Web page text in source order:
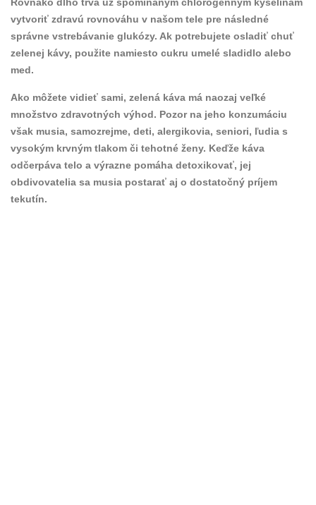
vytvoriť zdravú rovnováhu v našom tele pre následné
správne vstrebávanie glukózy. Ak potrebujete osladiť chuť
zelenej kávy, použite namiesto cukru umelé sladidlo alebo
med.
Ako môžete vidieť sami, zelená káva má naozaj veľké
množstvo zdravotných výhod. Pozor na jeho konzumáciu
však musia, samozrejme, deti, alergikovia, seniori, ľudia s
vysokým krvným tlakom či tehotné ženy. Keďže káva
odčerpáva telo a výrazne pomáha detoxikovať, jej
obdivovatelia sa musia postarať aj o dostatočný príjem
tekutín.